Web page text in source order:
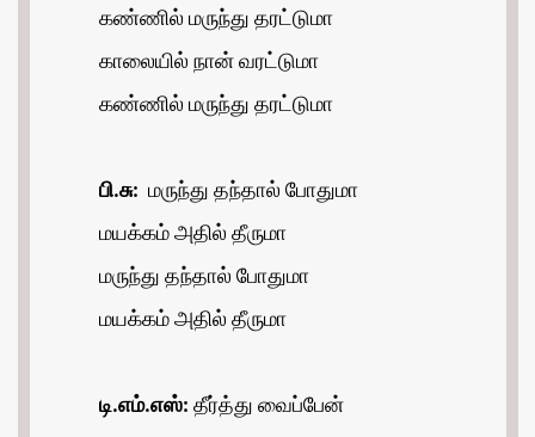
கண்ணில் மருந்து தரட்டுமா
காலையில் நான் வரட்டுமா
கண்ணில் மருந்து தரட்டுமா
பி.சு: மருந்து தந்தால் போதுமா
மயக்கம் அதில் தீருமா
மருந்து தந்தால் போதுமா
மயக்கம் அதில் தீருமா
டி.எம்.எஸ்: தீர்த்து வைப்பேன்